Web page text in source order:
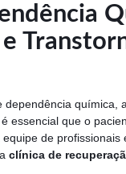
dependência química,
essencial que o
de profissionais
clínica de